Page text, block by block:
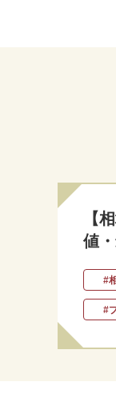
【
値
#
#